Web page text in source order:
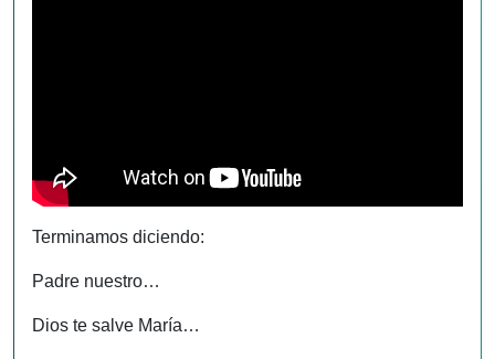
Terminamos diciendo:
Padre nuestro…
Dios te salve María…